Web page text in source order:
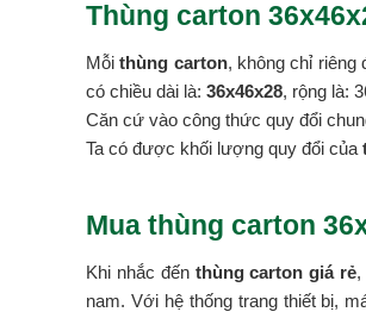
Thùng carton
Mỗithùng carton, không chỉ riêng
có chiều dài là: 36x46x28, rộng là:
Căn cứ vào công thức quy đổi
Ta có được khối lượng quy đổi của
Mua thùng carton
Khi nhắc đến thùng carton giá rẻ,
nam. Với hệ thống trang thiết bị,